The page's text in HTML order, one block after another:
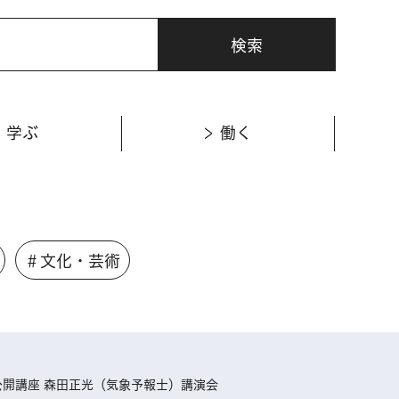
学ぶ 働く
＃文化・芸術
講座 森田正光（気象予報士）講演会